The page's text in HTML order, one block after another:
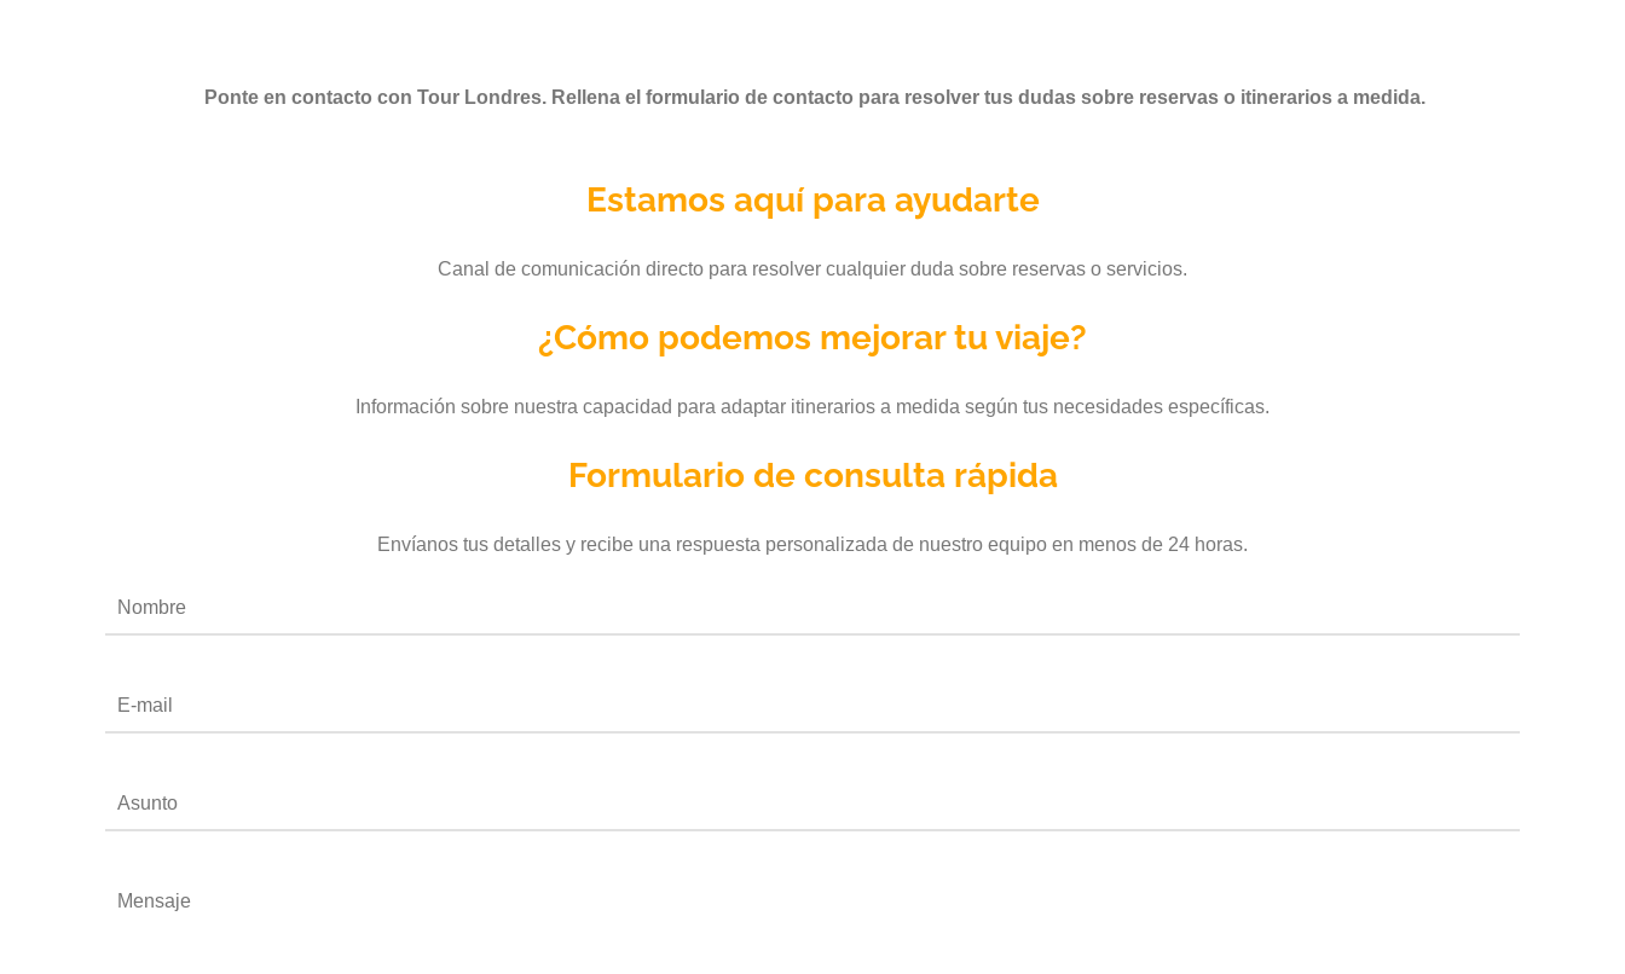
Ponte en contacto con Tour Londres. Rellena el formulario de contacto para resolver tus dudas sobre reservas o itinerarios a medida.
Estamos aquí para ayudarte
Canal de comunicación directo para resolver cualquier duda sobre reservas o servicios.
¿Cómo podemos mejorar tu viaje?
Información sobre nuestra capacidad para adaptar itinerarios a medida según tus necesidades específicas.
Formulario de consulta rápida
Envíanos tus detalles y recibe una respuesta personalizada de nuestro equipo en menos de 24 horas.